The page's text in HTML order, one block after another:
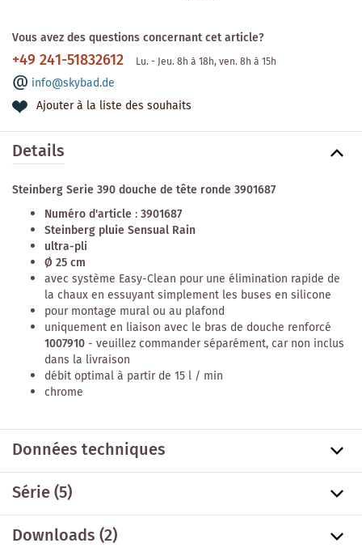
Vous avez des questions concernant cet article?
+49 241-51832612 Lu. - Jeu. 8h à 18h, ven. 8h à 15h
info@skybad.de
Ajouter à la liste des souhaits
Details
Steinberg Serie 390 douche de tête ronde 3901687
Numéro d'article:3901687
Steinberg pluie Sensual Rain
ultra-pli
Ø 25 cm
avec système Easy-Clean pour une élimination rapide de
la chaux en essuyant simplement les buses en silicone
pour montage mural ou au plafond
uniquement en liaison avec le bras de douche renforcé
1007910- veuillez commander séparément, car non inclus
dans la livraison
débit optimal à partir de 15 l / min
chrome
Données techniques
Série(5)
Downloads (2)